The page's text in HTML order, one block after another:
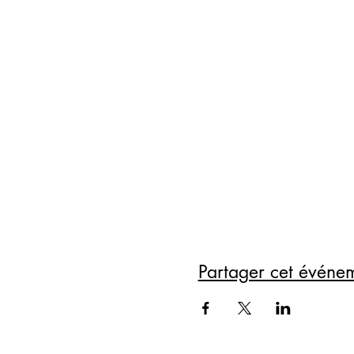
Partager cet